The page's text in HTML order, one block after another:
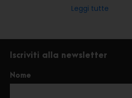
Leggi tutte
Iscriviti alla newsletter
Nome